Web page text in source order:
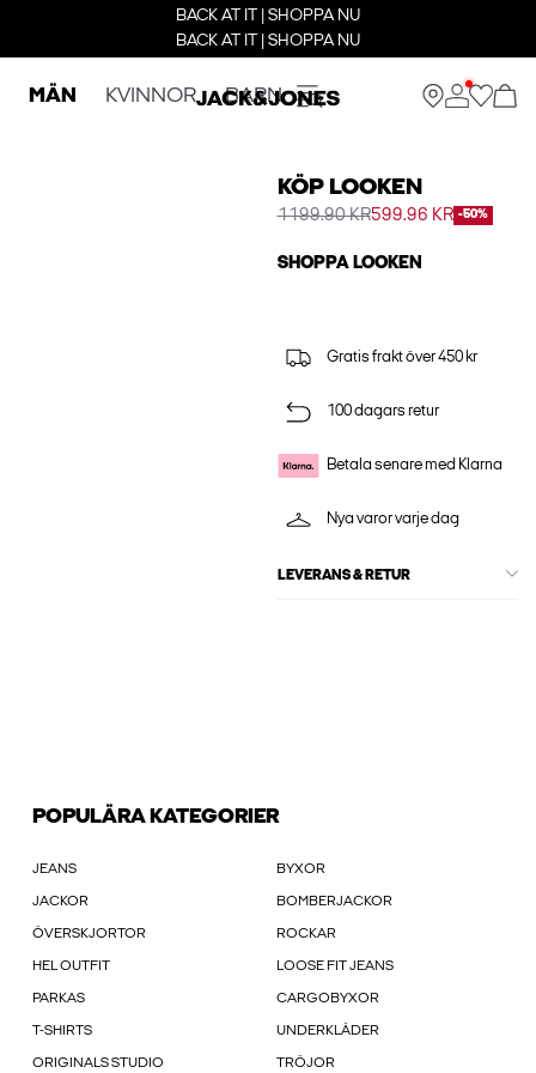
BACK AT IT | SHOPPA NU
BACK AT IT | SHOPPA NU
MÄN KVINNOR BARN
KÖP LOOKEN
1199.90 KR599.96 KR -50%
SHOPPA LOOKEN
Gratis frakt över 450 kr
100 dagars retur
Betala senare med Klarna
Nya varor varje dag
LEVERANS & RETUR
POPULÄRA KATEGORIER
JEANS BYXOR
JACKOR BOMBERJACKOR
ÖVERSKJORTOR ROCKAR
HEL OUTFIT LOOSE FIT JEANS
PARKAS CARGOBYXOR
T-SHIRTS UNDERKLÄDER
ORIGINALS STUDIO TRÖJOR